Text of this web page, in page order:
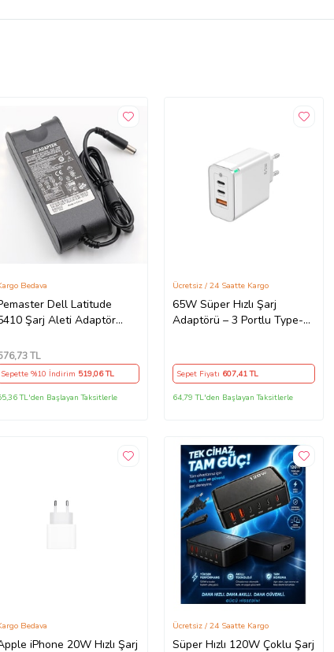
Dell Latitude
Şarj Aleti Adaptör
Bedava
,73 TL
Sepette %10 İndirim 519,06 TL
TL'den Başlayan Taksitlerle
65W Süper Hızlı Şarj
Adaptörü – 3 Portlu Type-C
Cihazı – iPhone, Samsung,
Laptop Uyumlu, 3 Portlu
65W PD + QC Hızlı Şarj
Tipi Şarj Adaptörü – Type-C
PD
Ücretsiz / 24 Saatte Kargo
Sepet Fiyatı 607,41 TL
64,79 TL'den Başlayan Taksitlerle
iPhone 20W Hızlı Şarj
Bedava
Süper Hızlı 120W Çoklu Şarj
Ücretsiz / 24 Saatte Kargo